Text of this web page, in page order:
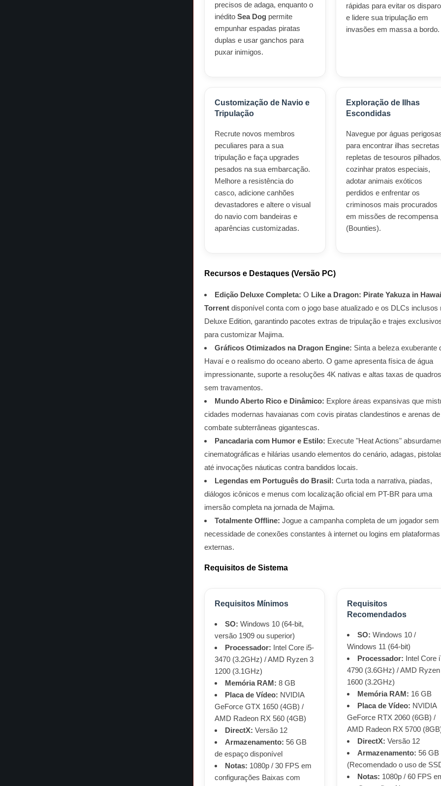
precisos de adaga, enquanto o
inédito Sea Dog permite
empunhar espadas piratas
duplas e usar ganchos para
puxar inimigos.
rápidas para evitar os
e lidere sua tripulação em
invasões em massa a bordo.
Customização de Navio e
Tripulação
Recrute novos membros
peculiares para a sua
tripulação e faça upgrades
pesados na sua embarcação.
Melhore a resistência do
casco, adicione canhões
devastadores e altere o visual
do navio com bandeiras e
aparências customizadas.
Exploração de Ilhas
Escondidas
Navegue por águas
para encontrar ilhas secretas
repletas de tesouros pilhados,
cozinhar pratos especiais,
adotar animais exóticos
perdidos e enfrentar os
criminosos mais procurados
em missões de recompensa
(Bounties).
Recursos e Destaques (Versão PC)
Edição Deluxe Completa: O Like a Dragon: Pirate Yakuza in
Torrent disponível conta com o jogo base atualizado e os DLCs inclusos
Deluxe Edition, garantindo pacotes extras de tripulação e trajes
para customizar Majima.
Gráficos Otimizados na Dragon Engine: Sinta a beleza exuberante
Havaí e o realismo do oceano aberto. O game apresenta física de água
impressionante, suporte a resoluções 4K nativas e altas taxas de quadros
sem travamentos.
Mundo Aberto Rico e Dinâmico: Explore áreas expansivas que
cidades modernas havaianas com covis piratas clandestinos e arenas de
combate subterrâneas gigantescas.
Pancadaria com Humor e Estilo: Execute "Heat Actions"
cinematográficas e hilárias usando elementos do cenário, adagas,
até invocações náuticas contra bandidos locais.
Legendas em Português do Brasil: Curta toda a narrativa, piadas,
diálogos icônicos e menus com localização oficial em PT-BR para uma
imersão completa na jornada de Majima.
Totalmente Offline: Jogue a campanha completa de um jogador sem
necessidade de conexões constantes à internet ou logins em plataformas
externas.
Requisitos de Sistema
Requisitos Mínimos
SO: Windows 10 (64-bit,
versão 1909 ou superior)
Processador: Intel Core i5-
3470 (3.2GHz) / AMD Ryzen 3
1200 (3.1GHz)
Memória RAM: 8 GB
Placa de Vídeo: NVIDIA
GeForce GTX 1650 (4GB) /
AMD Radeon RX 560 (4GB)
DirectX: Versão 12
Armazenamento: 56 GB
de espaço disponível
Notas: 1080p / 30 FPS em
configurações Baixas com
Requisitos
Recomendados
SO: Windows 10 /
Windows 11 (64-bit)
Processador: Intel Core
4790 (3.6GHz) / AMD
1600 (3.2GHz)
Memória RAM: 16 GB
Placa de Vídeo: NVIDIA
GeForce RTX 2060 (6GB) /
AMD Radeon RX 5700
DirectX: Versão 12
Armazenamento: 56 GB
(Recomendado o uso de
Notas: 1080p / 60 FPS